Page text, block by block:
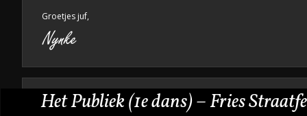
Groetjes juf,
Het Publiek (1e dans) – Fries